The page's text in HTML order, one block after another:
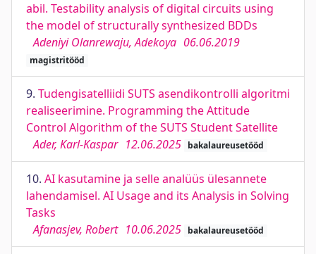
abil. Testability analysis of digital circuits using
the model of structurally synthesized BDDs
Adeniyi Olanrewaju, Adekoya 06.06.2019
magistritööd
9. Tudengisatelliidi SUTS asendikontrolli algoritmi
realiseerimine. Programming the Attitude
Control Algorithm of the SUTS Student Satellite
Ader, Karl-Kaspar 12.06.2025 bakalaureusetööd
10. AI kasutamine ja selle analüüs ülesannete
lahendamisel. AI Usage and its Analysis in Solving
Tasks
Afanasjev, Robert 10.06.2025 bakalaureusetööd